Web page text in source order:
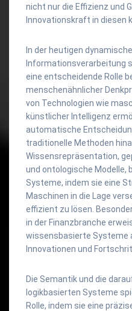
nicht nur die Effizienz und
Innovationskraft in diesen
In der heutigen
Informationsverarbeitung
eine entscheidende Rolle
menschenähnlicher
von Technologien wie
künstlicher Intelligenz
automatische
traditionelle Methoden
Wissensrepräsentation,
und ontologische Modelle,
Systeme, indem sie eine
Maschinen in die Lage
effizient zu lösen.
in der Finanzbranche
wissensbasierte Systeme
Innovationen und
Die Semantik und die
logikbasierten Systeme
Rolle, indem sie eine